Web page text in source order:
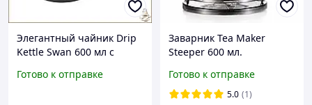
Элегантный чайник Drip
Kettle Swan 600 мл с
идеального кофе и чая
Готово к отправке
Заварник Tea Maker
Steeper 600 мл.
Темный
Готово к отправке
5.0 (1)